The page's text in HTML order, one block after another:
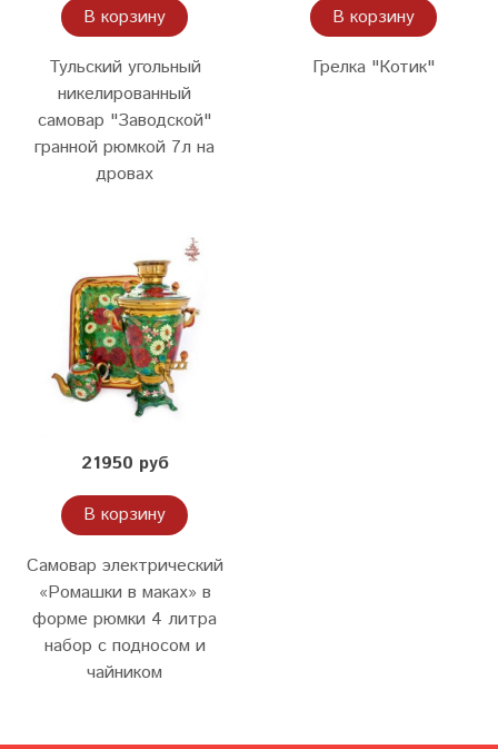
В корзину
Тульский угольный
никелированный
самовар "Заводской"
гранной рюмкой 7л на
дровах
В корзину
Грелка "Котик"
21950 руб
В корзину
Самовар электрический
«Ромашки в маках» в
форме рюмки 4 литра
набор с подносом и
чайником